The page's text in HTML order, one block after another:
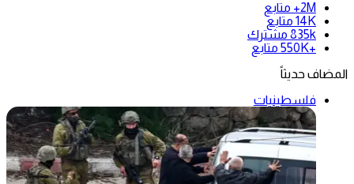
2M+
متابع
14K متابع
835k مشترك
+550K
متابع
المضاف حديثاً
فلسطينيات